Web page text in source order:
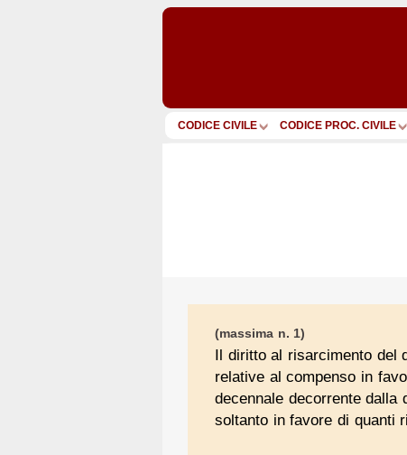
CODICE CIVILE CODICE PROC. CIVILE
(massima n. 1)
Il diritto al risarcimento del
relative al compenso in
decennale decorrente
soltanto in favore di quanti